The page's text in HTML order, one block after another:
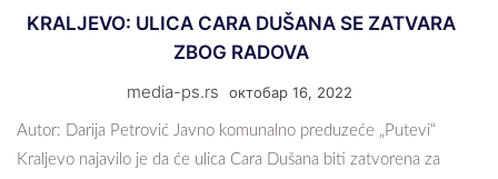
KRALJEVO: ULICA CARA DUŠANA SE ZATVARA
ZBOG RADOVA
media-ps.rs октобар 16, 2022
Autor: Darija Petrović Javno komunalno preduzeće „Putevi“
Kraljevo najavilo je da će ulica Cara Dušana biti zatvorena za